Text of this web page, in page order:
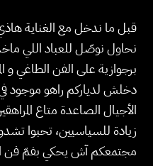
قبل ما ندخل مع الغناية
نحاول نوصّل للعباد اللي
برجوازية على الفن الطاغي و
دخلش لدياركم راهو موجود
الأجيال الصاعدة متاع
زيادة للسياسيين، تحبوا
مجتمعكم آش يحكي بفمّ فن